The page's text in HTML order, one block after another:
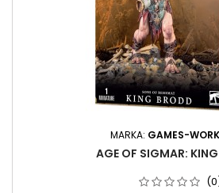
MARKA: GAMES-
AGE OF SIGMAR: